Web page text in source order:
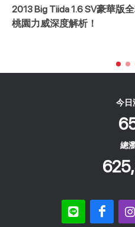
2013 Big Tiida 1.6 SV豪華版
桃園力威深度解析！
今日
總